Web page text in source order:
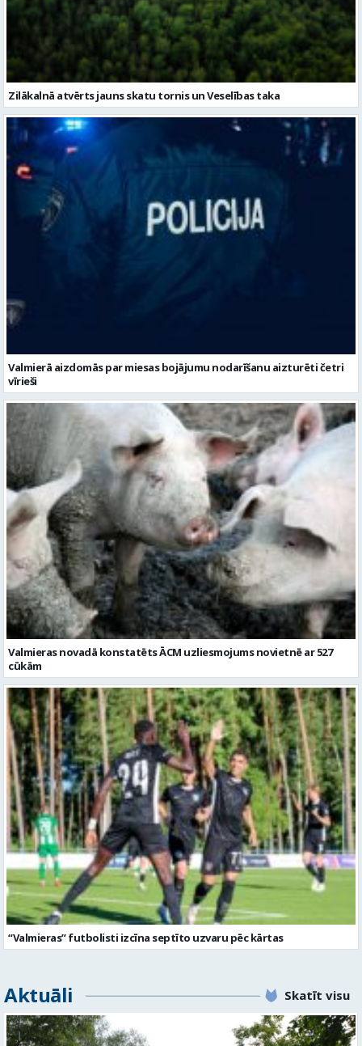
Zilākalnā atvērts jauns skatu tornis un Veselības taka
Valmierā aizdomās par miesas bojājumu nodarīšanu aizturēti četri
vīrieši
Valmieras novadā konstatēts ĀCM uzliesmojums novietnē ar 527
cūkām
“Valmieras” futbolisti izcīna septīto uzvaru pēc kārtas
Aktuāli Skatīt visu